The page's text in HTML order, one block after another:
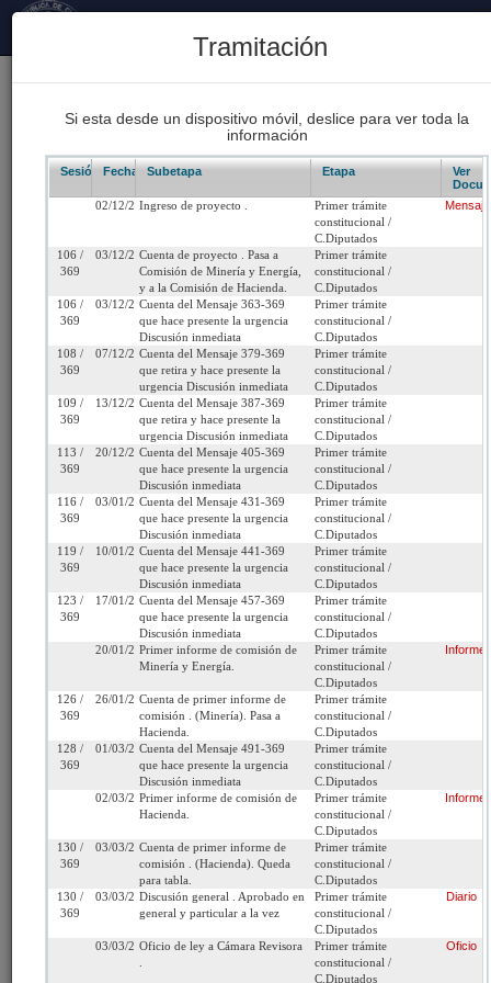
Proyectos de Ley Despachados 93
62
Boletín 14731-08
Título:
Promueve el almacenamiento de energía
la electromovilidad
Fecha de
Jueves 2 de Diciembre,
2021
Urgencia
Actual:
Sin urgencia
Cámara
de Origen:
C.Diputados Iniciativa: Mensaje
Proyecto:
Proyecto de ley Refundido:
Tramitación terminada
Ley N° 21.505 (Diario
Oficial del 21/11/2022)
compartir:
http://www.senado.cl/appsenado/templates/tramitacion/
boletin_ini=14731-08
Seleccione la información que desea
ver:
Indicaciones
Tramitación
Si esta desde un dispositivo móvil, deslice para ver toda la
información
Sesión/Leg.
Fecha Subetapa Etapa
Ver
02/12/2021Ingreso de proyecto .
Primer trámite
constitucional /
C.Diputados
106 /
369
03/12/2021Cuenta de proyecto . Pasa a
Comisión de Minería y Energía,
y a la Comisión de Hacienda.
Primer trámite
constitucional /
C.Diputados
106 /
369
03/12/2021Cuenta del Mensaje 363-369
que hace presente la urgencia
Discusión inmediata
Primer trámite
constitucional /
C.Diputados
108 /
369
07/12/2021Cuenta del Mensaje 379-369
que retira y hace presente la
urgencia Discusión inmediata
Primer trámite
constitucional /
C.Diputados
109 /
369
13/12/2021Cuenta del Mensaje 387-369
que retira y hace presente la
urgencia Discusión inmediata
Primer trámite
constitucional /
C.Diputados
113 /
369
20/12/2021Cuenta del Mensaje 405-369
que hace presente la urgencia
Discusión inmediata
Primer trámite
constitucional /
C.Diputados
116 /
369
03/01/2022Cuenta del Mensaje 431-369
que hace presente la urgencia
Discusión inmediata
Primer trámite
constitucional /
C.Diputados
119 /
369
10/01/2022Cuenta del Mensaje 441-369
que hace presente la urgencia
Discusión inmediata
Primer trámite
constitucional /
C.Diputados
123 /
369
17/01/2022Cuenta del Mensaje 457-369
que hace presente la urgencia
Discusión inmediata
Primer trámite
constitucional /
C.Diputados
20/01/2022Primer informe de comisión de
Minería y Energía.
Primer trámite
constitucional /
C.Diputados
Informe
126 /
369
26/01/2022Cuenta de primer informe de
comisión . (Minería). Pasa a
Hacienda.
Primer trámite
constitucional /
C.Diputados
128 /
369
01/03/2022Cuenta del Mensaje 491-369
que hace presente la urgencia
Discusión inmediata
Primer trámite
constitucional /
C.Diputados
02/03/2022Primer informe de comisión de
Hacienda.
Primer trámite
constitucional /
C.Diputados
Informe
130 /
369
03/03/2022Cuenta de primer informe de
comisión . (Hacienda). Queda
para tabla.
Primer trámite
constitucional /
C.Diputados
130 /
369
03/03/2022Discusión general . Aprobado en
general y particular a la vez
Primer trámite
constitucional /
C.Diputados
Diario
03/03/2022Oficio de ley a Cámara Revisora
Primer trámite
constitucional /
C.Diputados
Oficio